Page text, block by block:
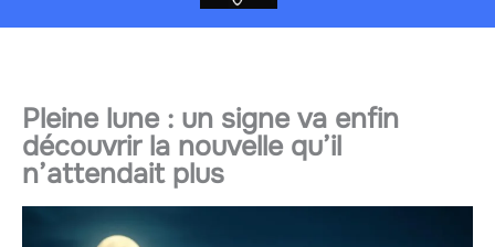
Pleine lune : un signe va enfin
découvrir la nouvelle qu’il
n’attendait plus